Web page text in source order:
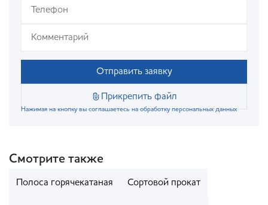
Отправить заявку
Прикрепить файл
Нажимая на кнопку вы соглашаетесь на обработку персональных данных
Смотрите также
Полоса горячекатаная Сортовой прокат